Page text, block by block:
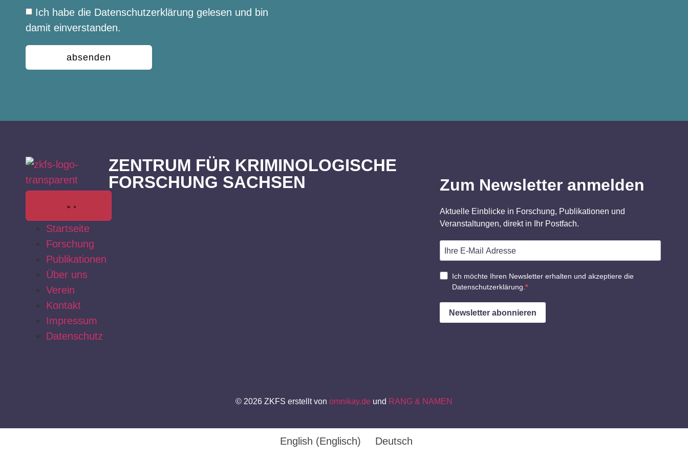
Ich habe die Datenschutzerklärung gelesen und bin
damit einverstanden.
absenden
ZENTRUM FÜR KRIMINOLOGISCHE
FORSCHUNG SACHSEN
Startseite
Forschung
Publikationen
Über uns
Verein
Kontakt
Impressum
Datenschutz
© 2026 ZKFS erstellt von omnikay.de und RANG & NAMEN
English (Englisch) Deutsch